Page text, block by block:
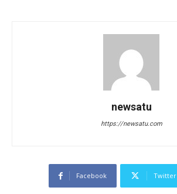
newsatu
https://newsatu.com
Facebook Twitter